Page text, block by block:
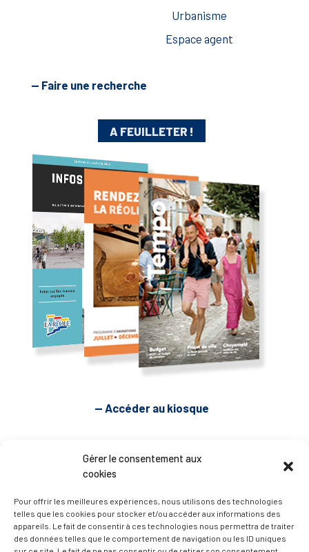
Gérer le consentement aux
cookies
Pour offrir les meilleures expériences, nous utilisons des technologies
telles que les cookies pour stocker et/ou accéder aux informations des
appareils. Le fait de consentir à ces technologies nous permettra de traiter
des données telles que le comportement de navigation ou les ID uniques
Urbanisme
Espace agent
— Faire une recherche
A FEUILLETER !
— Accéder au kiosque
D’ART ET D’HISTOIRE